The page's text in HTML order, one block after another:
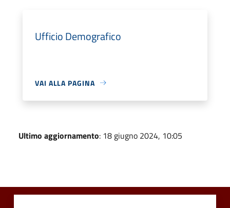
Ufficio Demografico
VAI ALLA PAGINA
Ultimo aggiornamento: 18 giugno 2024, 10:05